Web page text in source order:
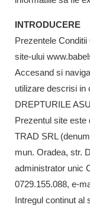
INTRODUCERE
Prezentele
site-ului
Accesand si
utilizare descrisi in
DREPTURILE
Prezentul site este
TRAD SRL
mun. Oradea, str.
administrator unic
0729.155.088, e-
Intregul continut al